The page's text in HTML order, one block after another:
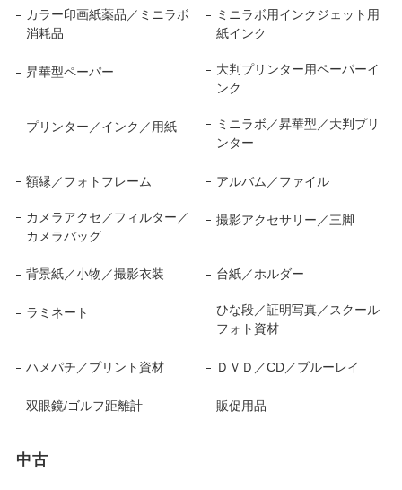
カラー印画紙薬品／ミニラボ
消耗品
ミニラボ用インクジェット用
紙インク
昇華型ペーパー
大判プリンター用ペーパーイ
ンク
プリンター／インク／用紙
ミニラボ／昇華型／大判プリ
ンター
額縁／フォトフレーム アルバム／ファイル
カメラアクセ／フィルター／
カメラバッグ
撮影アクセサリー／三脚
背景紙／小物／撮影衣装 台紙／ホルダー
ラミネート
ひな段／証明写真／スクール
フォト資材
ハメパチ／プリント資材 ＤＶＤ／CD／ブルーレイ
双眼鏡/ゴルフ距離計 販促用品
中古